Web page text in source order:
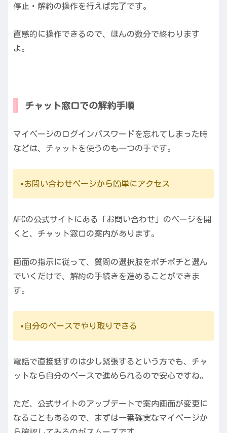
停止・解約の操作を行えば完了です。
直感的に操作できるので、ほんの数分で終わります
よ。
チャット窓口での解約手順
マイページのログインパスワードを忘れてしまった時
などは、チャットを使うのも一つの手です。
▪️お問い合わせページから簡単にアクセス
AFCの公式サイトにある「お問い合わせ」のページを開
くと、チャット窓口の案内があります。
画面の指示に従って、質問の選択肢をポチポチと選ん
でいくだけで、解約の手続きを進めることができま
す。
▪️自分のペースでやり取りできる
電話で直接話すのは少し緊張するという方でも、チャ
ットなら自分のペースで進められるので安心ですね。
ただ、公式サイトのアップデートで案内画面が変更に
なることもあるので、まずは一番確実なマイページか